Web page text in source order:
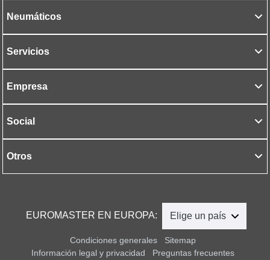
Neumáticos
Servicios
Empresa
Social
Otros
EUROMASTER EN EUROPA: Elige un país
Condiciones generales
Sitemap
Información legal y privacidad
Preguntas frecuentes